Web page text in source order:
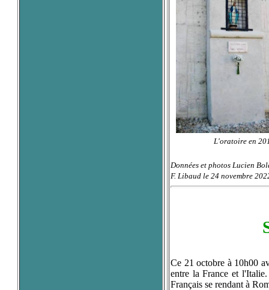
L'oratoire en
Données et photos Lucien
F. Libaud le 24 novembre
Ce 21 octobre à 10h00
entre la France et
Français se rendant à